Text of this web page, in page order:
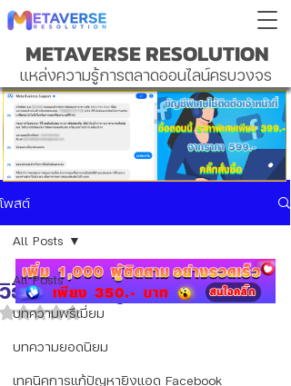
METAVERSE RESOLUTION
แหล่งความรู้การตลาดออนไลน์ครบวงจร
โพสต์
All Posts
บทความพรีเมี่ยม
บทความยอดนิยม
เทคนิคการแก้ปัญหายิงแอด Facebook
All Posts
วิธีสร้างริชเมนู LINE official
ได้รับ NaN เต็ม 5 ดาว